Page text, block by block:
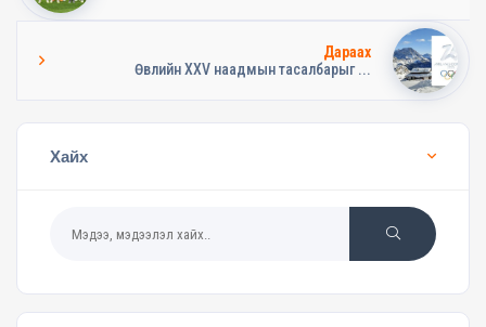
Дараах
Өвлийн XXV наадмын тасалбарыг ...
Хайх